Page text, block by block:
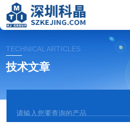
TECHNICAL ARTICLES
技术文章